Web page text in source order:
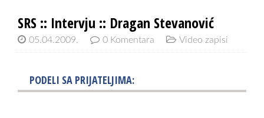
SRS :: Intervju :: Dragan Stevanović
05.04.2009. 0 Komentara Video zapisi
PODELI SA PRIJATELJIMA: